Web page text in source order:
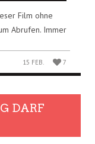
Film ohne
Abrufen. Immer
15 FEB. 7
DARF